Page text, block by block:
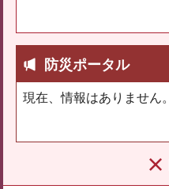
防災ポータル
現在、情報はありません。